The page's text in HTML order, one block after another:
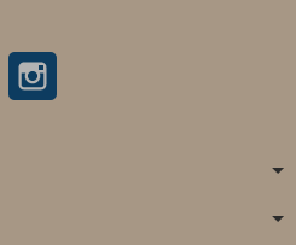
Pinterest